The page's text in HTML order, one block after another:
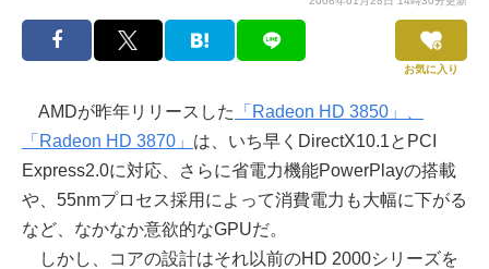
お気に入り
AMDが昨年リリースした
「Radeon HD 3850」、
「Radeon HD 3870」 は、いち早くDirectX10.1とPCI
Express2.0に対応、さらに省電力機能PowerPlayの搭載
や、55nmプロセス採用によって消費電力も大幅に下がる
など、なかなか意欲的なGPUだ。
しかし、コアの設計はそれ以前のHD 2000シリーズを